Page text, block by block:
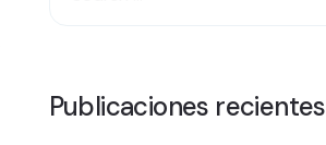
Publicaciones recientes